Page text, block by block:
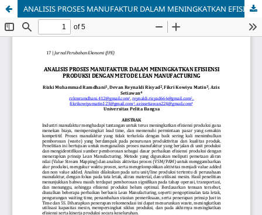
ANALISIS PROSES MANUFAKTUR DALAM MENINGKATKAN EFISIENSI PRODUKSI DENGAN METODE LEAN MANUFACTURING